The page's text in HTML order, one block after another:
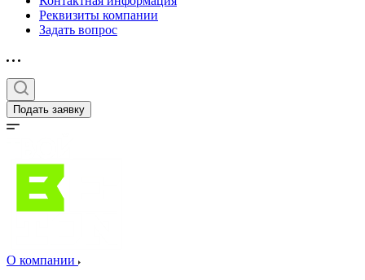
Реквизиты компании
Задать вопрос
Подать заявку
О компании